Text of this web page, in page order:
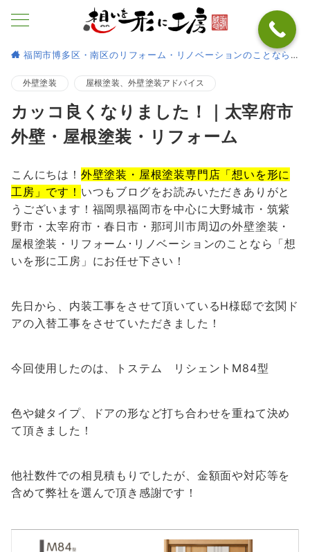
福岡市博多区・南区のリフォーム・リノベーションのことなら
外壁塗装 屋根塗装、外壁塗装アドバイス
カッコ良くなりました！｜太宰府市
外壁・屋根塗装・リフォーム
こんにちは！ 外壁塗装・屋根塗装専門店「想いを形に
工房」です！ いつもブログをお読みいただきありがと
うございます！福岡県福岡市を中心に大野城市・筑紫
野市・太宰府市・春日市・那珂川市周辺の外壁塗装・
屋根塗装・リフォーム･リノベーションのことなら「想
いを形に工房」にお任せ下さい！
先日から、内装工事をさせて頂いているH様邸で玄関ド
アの入替工事をさせていただきました！
今回使用したのは、トステム リシェントM84型
色や鍵タイプ、ドアの形など打ち合わせを重ねて決め
て頂きました！
他社数件での相見積もりでしたが、金額面や対応等を
含めて弊社を選んで頂き感謝です！